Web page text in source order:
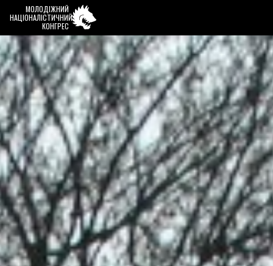
МОЛОДІЖНИЙ
НАЦІОНАЛІСТИЧНИЙ
КОНГРЕС